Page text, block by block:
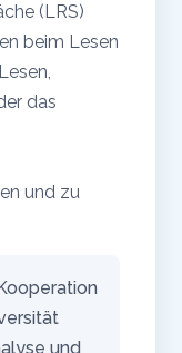
(LRS)
beim Lesen
das
und zu
und